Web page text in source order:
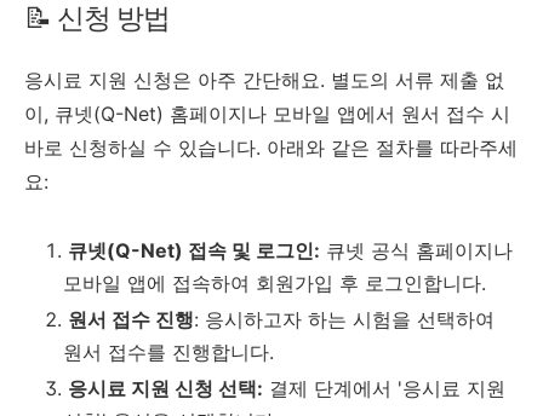
📝 신청 방법
응시료 지원 신청은 아주 간단해요. 별도의 서류 제출 없
이, 큐넷(Q-Net) 홈페이지나 모바일 앱에서 원서 접수 시
바로 신청하실 수 있습니다. 아래와 같은 절차를 따라주세
요:
큐넷(Q-Net) 접속 및 로그인: 큐넷 공식 홈페이지나
모바일 앱에 접속하여 회원가입 후 로그인합니다.
원서 접수 진행: 응시하고자 하는 시험을 선택하여
원서 접수를 진행합니다.
응시료 지원 신청 선택: 결제 단계에서 '응시료 지원